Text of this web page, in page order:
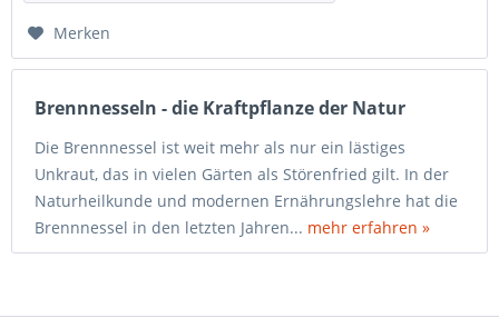
Merken
Brennnesseln - die Kraftpflanze der Natur
Die Brennnessel ist weit mehr als nur ein lästiges
Unkraut, das in vielen Gärten als Störenfried gilt. In der
Naturheilkunde und modernen Ernährungslehre hat die
Brennnessel in den letzten Jahren... mehr erfahren »